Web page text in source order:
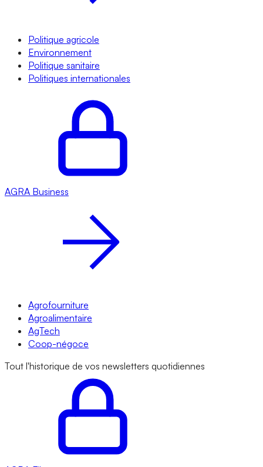
Politique agricole
Environnement
Politique sanitaire
Politiques internationales
AGRA Business
Agrofourniture
Agroalimentaire
AgTech
Coop-négoce
Tout l'historique de vos newsletters quotidiennes